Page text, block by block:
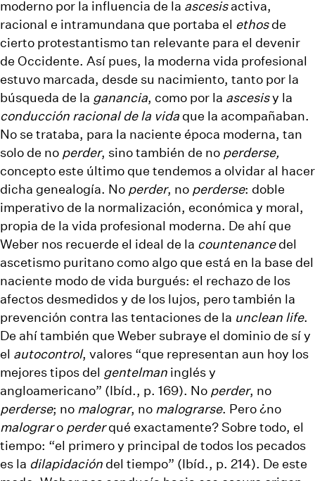
moderno por la influencia de la ascesisactiva,
racional e intramundana que portaba el ethosde
cierto protestantismo tan relevante para el devenir
de Occidente. Así pues, la moderna vida profesional
estuvo marcada, desde su nacimiento, tanto por la
búsqueda de la ganancia, como por la ascesisy la
conducción racional de la vida que la acompañaban.
No se trataba, para la naciente época moderna, tan
solo de no perder, sino también de no perderse,
concepto este último que tendemos a olvidar al hacer
dicha genealogía. No perder, no perderse: doble
imperativo de la normalización, económica y moral,
propia de la vida profesional moderna. De ahí que
Weber nos recuerde el ideal de la countenancedel
ascetismo puritano como algo que está en la base del
naciente modo de vida burgués: el rechazo de los
afectos desmedidos y de los lujos, pero también la
prevención contra las tentaciones de la unclean life.
De ahí también que Weber subraye el dominio de sí y
el autocontrol, valores “que representan aun hoy los
mejores tipos del gentelman inglés y
angloamericano” (Ibíd., p. 169). No perder, no
perderse; no malograr, no malograrse. Pero ¿no
malograro perderqué exactamente? Sobre todo, el
tiempo: “el primero y principal de todos los pecados
es la dilapidación del tiempo” (Ibíd., p. 214). De este